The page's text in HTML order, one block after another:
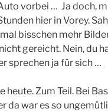
vorbei … Ja doch,
hier in Vorey.
bisschen mehr
gereicht. Nein, du
sprechen ja für sich …
heute. Zum Teil. Bei
da war es so